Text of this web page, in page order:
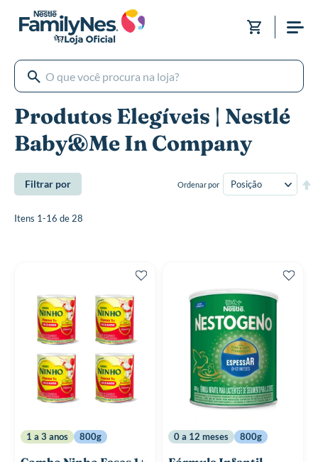
para
Meu
Produtos Elegíveis | Nestlé
Baby&Me In Company
Itens 1-16 de 28
Ordenar por
1 a 3 anos 800g 0 a 12 meses 800g
Filtrar por